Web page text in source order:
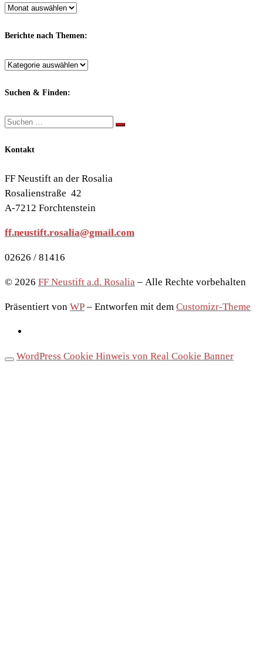
Archiv
Monaten:
Berichte nach Themen:
Berichte
Themen:
Suchen & Finden:
Suche
Suchen …
Kontakt
FF Neustift an der Rosalia
Rosalienstraße 42
A-7212 Forchtenstein
ff.neustift.rosalia@gmail.com
02626 / 81416
© 2026 FF Neustift a.d. Rosalia – Alle Rechte vorbehalten
Präsentiert von WP – Entworfen mit dem Customizr-Theme
WordPress Cookie Hinweis von Real Cookie Banner